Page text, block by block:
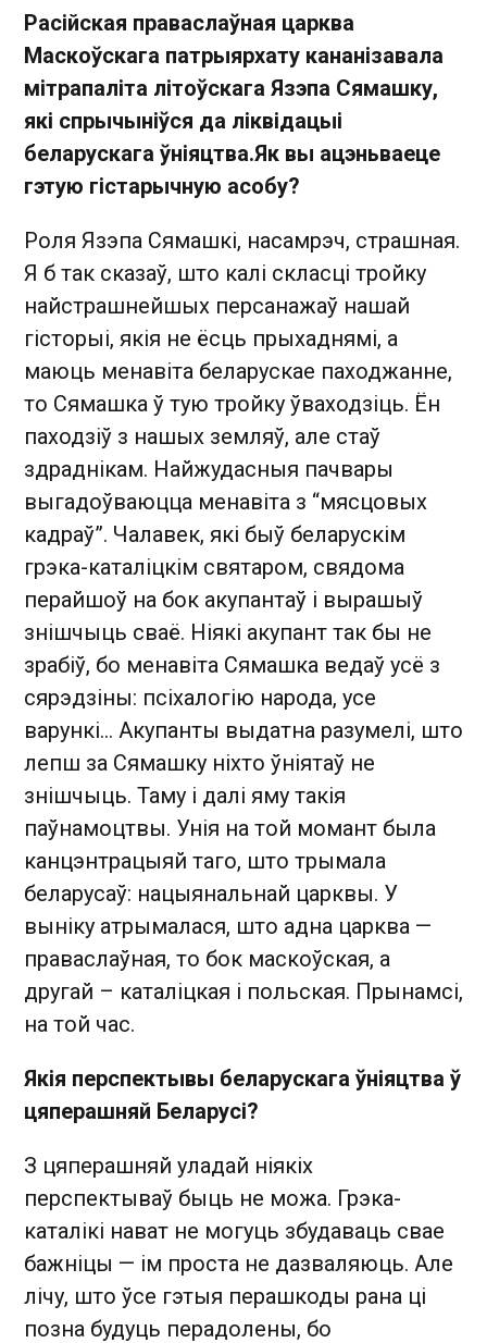
Расійская праваслаўная царква
Маскоўскага патрыярхату кананізавала
мітрапаліта літоўскага Язэпа Сямашку,
які спрычыніўся да ліквідацыі
беларускага ўніяцтва.Як вы ацэньваеце
гэтую гістарычную асобу?
Роля Язэпа Сямашкі, насамрэч, страшная.
Я б так сказаў, што калі скласці тройку
найстрашнейшых персанажаў нашай
гісторыі, якія не ёсць прыхаднямі, а
маюць менавіта беларускае паходжанне,
то Сямашка ў тую тройку ўваходзіць. Ён
паходзіў з нашых земляў, але стаў
здраднікам. Найжудасныя пачвары
выгадоўваюцца менавіта з “мясцовых
кадраў”. Чалавек, які быў беларускім
грэка-каталіцкім святаром, свядома
перайшоў на бок акупантаў і вырашыў
знішчыць сваё. Ніякі акупант так бы не
зрабіў, бо менавіта Сямашка ведаў усё з
сярэдзіны: псіхалогію народа, усе
варункі… Акупанты выдатна разумелі, што
лепш за Сямашку ніхто ўніятаў не
знішчыць. Таму і далі яму такія
паўнамоцтвы. Унія на той момант была
канцэнтрацыяй таго, што трымала
беларусаў: нацыянальнай царквы. У
выніку атрымалася, што адна царква —
праваслаўная, то бок маскоўская, а
другай – каталіцкая і польская. Прынамсі,
на той час.
Якія перспектывы беларускага ўніяцтва ў
цяперашняй Беларусі?
З цяперашняй уладай ніякіх
перспектываў быць не можа. Грэка-
каталікі нават не могуць збудаваць свае
бажніцы — ім проста не дазваляюць. Але
лічу, што ўсе гэтыя перашкоды рана ці
позна будуць перадолены, бо